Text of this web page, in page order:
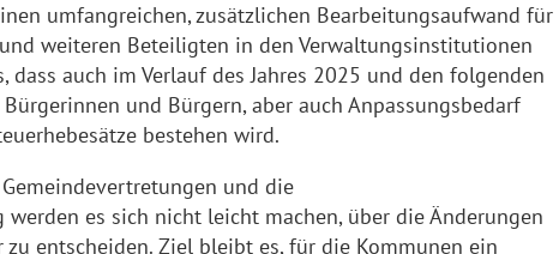
umfangreichen, zusätzlichen Bearbeitungsaufwand für
weiteren Beteiligten in den Verwaltungsinstitutionen
dass auch im Verlauf des Jahres 2025 und den folgenden
und Bürgern, aber auch Anpassungsbedarf
bestehen wird.
und die
es sich nicht leicht machen, über die Änderungen
zu entscheiden. Ziel bleibt es, für die Kommunen ein